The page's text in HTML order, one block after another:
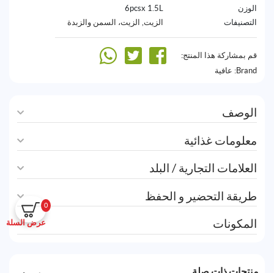
0
عرض السلة
الوزن
6pcsx 1.5L
التصنيفات
الزيت, الزيت، السمن والزبدة
قم بمشاركة هذا المنتج:
Brand: عافية
الوصف
معلومات غذائية
العلامات التجارية / البلد
طريقة التحضير و الحفظ
المكونات